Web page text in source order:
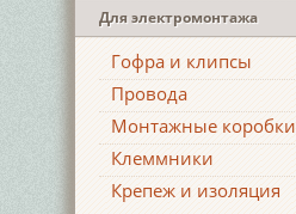
Для электромонтажа
Гофра и клипсы
Провода
Монтажные коробки
Клеммники
Крепеж и изоляция